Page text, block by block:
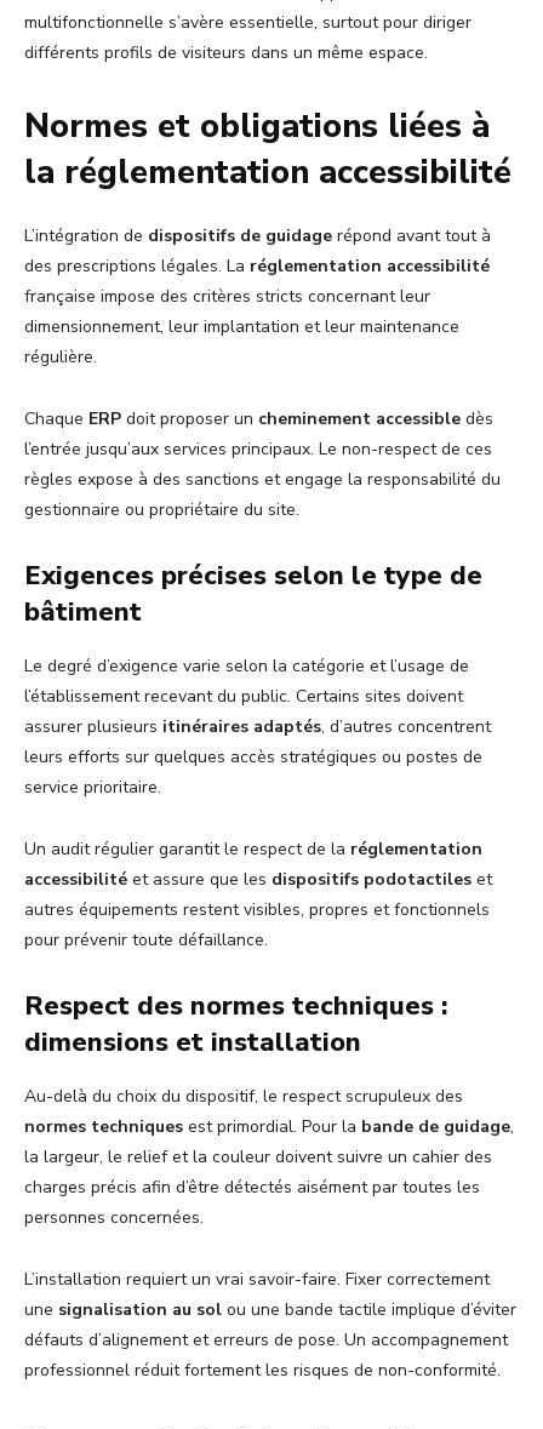
multifonctionnelle s’avère essentielle, surtout pour diriger
différents profils de visiteurs dans un même espace.
Normes et obligations liées à
la réglementation accessibilité
L’intégration de dispositifs de guidage répond avant tout à
des prescriptions légales. La réglementation accessibilité
française impose des critères stricts concernant leur
dimensionnement, leur implantation et leur maintenance
régulière.
Chaque ERP doit proposer un cheminement accessible dès
l’entrée jusqu’aux services principaux. Le non-respect de ces
règles expose à des sanctions et engage la responsabilité du
gestionnaire ou propriétaire du site.
Exigences précises selon le type de
bâtiment
Le degré d’exigence varie selon la catégorie et l’usage de
l’établissement recevant du public. Certains sites doivent
assurer plusieurs itinéraires adaptés, d’autres concentrent
leurs efforts sur quelques accès stratégiques ou postes de
service prioritaire.
Un audit régulier garantit le respect de la réglementation
accessibilité et assure que les dispositifs podotactiles et
autres équipements restent visibles, propres et fonctionnels
pour prévenir toute défaillance.
Respect des normes techniques :
dimensions et installation
Au-delà du choix du dispositif, le respect scrupuleux des
normes techniques est primordial. Pour la bande de guidage,
la largeur, le relief et la couleur doivent suivre un cahier des
charges précis afin d’être détectés aisément par toutes les
personnes concernées.
L’installation requiert un vrai savoir-faire. Fixer correctement
une signalisation au sol ou une bande tactile implique d’éviter
défauts d’alignement et erreurs de pose. Un accompagnement
professionnel réduit fortement les risques de non-conformité.